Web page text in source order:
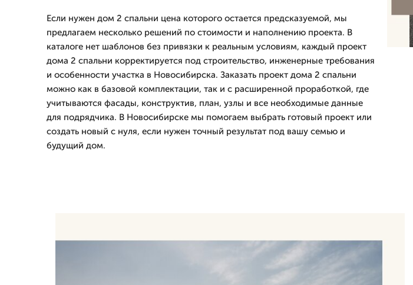
Если нужен дом 2 спальни цена которого остается предсказуемой, мы
предлагаем несколько решений по стоимости и наполнению проекта. В
каталоге нет шаблонов без привязки к реальным условиям, каждый проект
дома 2 спальни корректируется под строительство, инженерные требования
и особенности участка в Новосибирска. Заказать проект дома 2 спальни
можно как в базовой комплектации, так и с расширенной проработкой, где
учитываются фасады, конструктив, план, узлы и все необходимые данные
для подрядчика. В Новосибирске мы помогаем выбрать готовый проект или
создать новый с нуля, если нужен точный результат под вашу семью и
будущий дом.